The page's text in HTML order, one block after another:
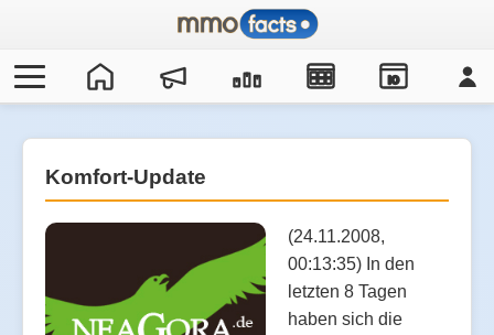
IO
Komfort-Update
(24.11.2008,
00:13:35) In den
letzten 8 Tagen
haben sich die